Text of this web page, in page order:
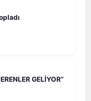
GELİYOR”